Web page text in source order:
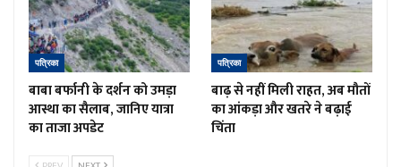
पत्रिका
बाबा बर्फानी के दर्शन को उमड़ा
आस्था का सैलाब, जानिए यात्रा
का ताजा अपडेट
पत्रिका
बाढ़ से नहीं मिली राहत, अब मौतों
का आंकड़ा और खतरे ने बढ़ाई
चिंता